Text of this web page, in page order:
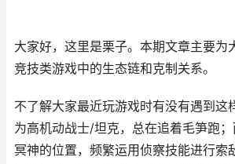
大家好，这里是栗子。本期文章主要为
竞技类游戏中的生态链和克制关系。
不了解大家最近玩游戏时有没有遇到这
为高机动战士/坦克，总在追着毛笋跑
冥神的位置，频繁运用侦察技能进行索